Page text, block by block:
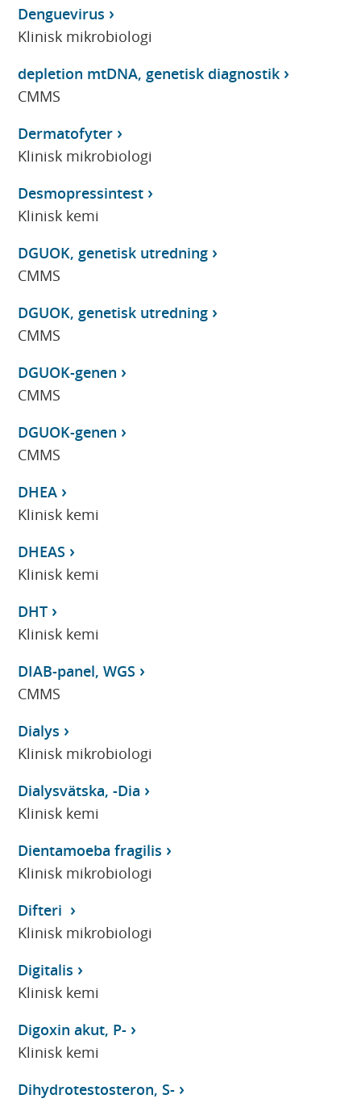
Denguevirus
Klinisk mikrobiologi
depletion mtDNA, genetisk diagnostik
CMMS
Dermatofyter
Klinisk mikrobiologi
Desmopressintest
Klinisk kemi
DGUOK, genetisk utredning
CMMS
DGUOK, genetisk utredning
CMMS
DGUOK-genen
CMMS
DGUOK-genen
CMMS
DHEA
Klinisk kemi
DHEAS
Klinisk kemi
DHT
Klinisk kemi
DIAB-panel, WGS
CMMS
Dialys
Klinisk mikrobiologi
Dialysvätska, -Dia
Klinisk kemi
Dientamoeba fragilis
Klinisk mikrobiologi
Difteri
Klinisk mikrobiologi
Digitalis
Klinisk kemi
Digoxin akut, P-
Klinisk kemi
Dihydrotestosteron, S-